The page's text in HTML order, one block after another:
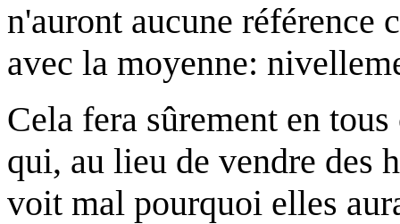
n'auront aucune référence
avec la moyenne:
Cela fera sûrement en
qui, au lieu de vendre des
voit mal pourquoi elles